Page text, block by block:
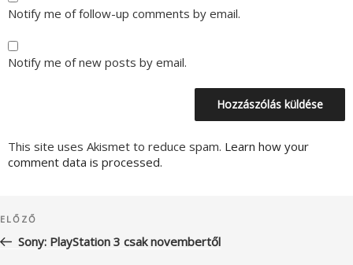
Notify me of follow-up comments by email.
Notify me of new posts by email.
This site uses Akismet to reduce spam. Learn how your
comment data is processed.
navigáció
Korábbi
bejegyzés
ELŐZŐ
Sony: PlayStation 3 csak novembertől